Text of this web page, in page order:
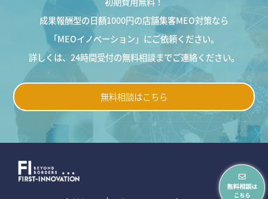
成果報酬型の日額1000円の店舗集客MEO対策なら
「MEOイノベーション」にご依頼ください。
詳しくは、24時間受付の無料相談までご連絡ください。
無料相談はこちら